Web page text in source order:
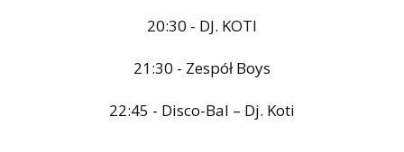
20:30 - DJ. KOTI
21:30 - Zespół Boys
22:45 - Disco-Bal – Dj. Koti